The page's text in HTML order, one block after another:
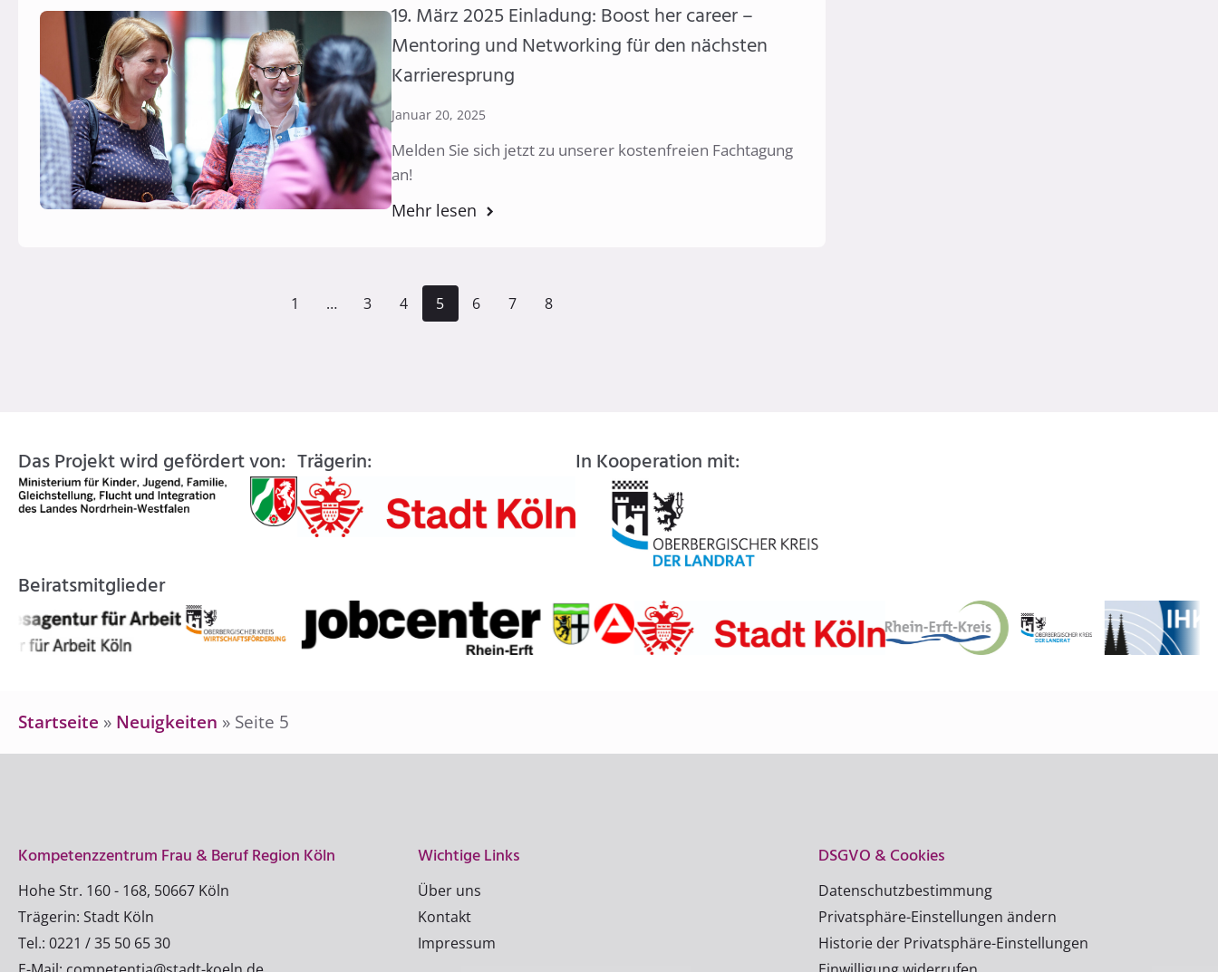
19. März 2025 Einladung: Boost her career –
Mentoring und Networking für den nächsten
Karrieresprung
Januar 20, 2025
Melden Sie sich jetzt zu unserer kostenfreien Fachtagung
an!
Mehr lesen
1 … 3 4 5 6 7 8
Das Projekt wird gefördert von: Trägerin: In Kooperation mit:
Beiratsmitglieder
Startseite » Neuigkeiten » Seite 5
Kompetenzzentrum Frau & Beruf Region Köln
Hohe Str. 160 - 168, 50667 Köln
Trägerin: Stadt Köln
Tel.: 0221 / 35 50 65 30
Wichtige Links
Über uns
Kontakt
Impressum
DSGVO & Cookies
Datenschutzbestimmung
Privatsphäre-Einstellungen ändern
Historie der Privatsphäre-Einstellungen